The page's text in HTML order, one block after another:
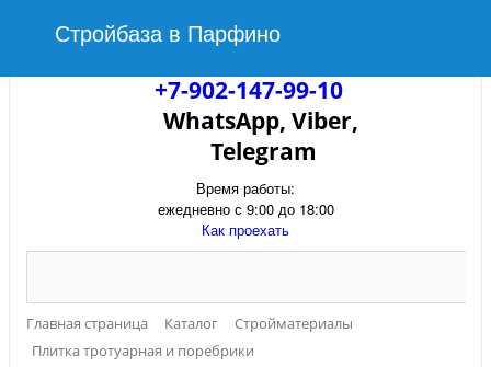
Стройбаза в Парфино
+7-902-147-99-10
WhatsApp, Viber,
Telegram
Время работы:
ежедневно с 9:00 до 18:00
Как проехать
Главная страница Каталог
Стройматериалы
Плитка тротуарная и поребрики